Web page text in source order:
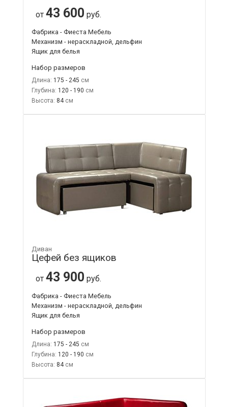
от 43 600 руб.
Фабрика - Фиеста Мебель
Механизм - нераскладной, дельфин
Ящик для белья
Набор размеров
Длина: 175 - 245
Глубина: 120 - 190
Высота: 84
Диван
Цефей без ящиков
от 43 900 руб.
Фабрика - Фиеста Мебель
Механизм - нераскладной, дельфин
Ящик для белья
Набор размеров
Длина: 175 - 245
Глубина: 120 - 190
Высота: 84